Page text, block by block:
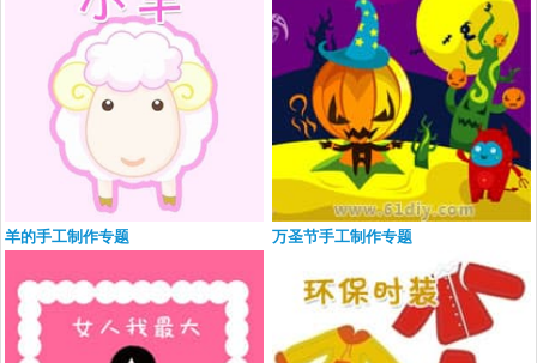
羊的手工制作专题 万圣节手工制作专题